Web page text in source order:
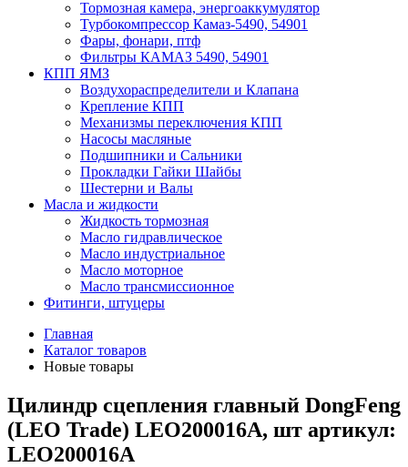
Тормозная камера, энергоаккумулятор
Турбокомпрессор Камаз-5490, 54901
Фары, фонари, птф
Фильтры КАМАЗ 5490, 54901
КПП ЯМЗ
Воздухораспределители и Клапана
Крепление КПП
Механизмы переключения КПП
Насосы масляные
Подшипники и Сальники
Прокладки Гайки Шайбы
Шестерни и Валы
Масла и жидкости
Жидкость тормозная
Масло гидравлическое
Масло индустриальное
Масло моторное
Масло трансмиссионное
Фитинги, штуцеры
Главная
Каталог товаров
Новые товары
Цилиндр сцепления главный DongFeng
(LEO Trade) LEO200016A, шт артикул:
LEO200016A